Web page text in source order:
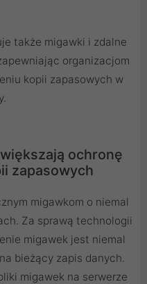
także migawki i zdalne
organizacjom
kopii zapasowych w
ochronę
zapasowych
migawkom o niemal
Za sprawą technologii
migawek jest niemal
bieżący zapis danych.
migawek na serwerze